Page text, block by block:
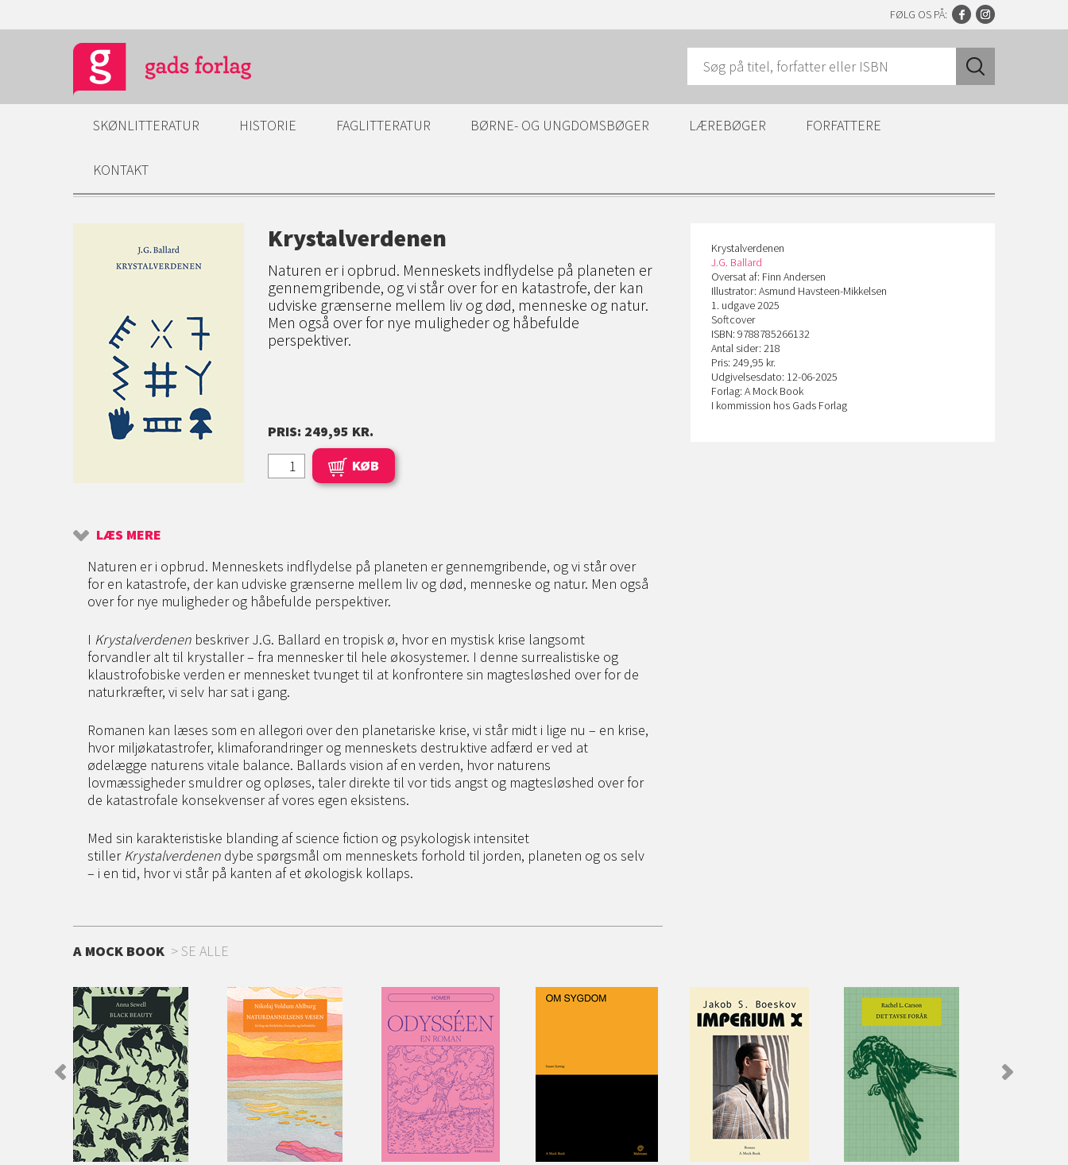
FØLG OS PÅ:
SKØNLITTERATUR HISTORIE FAGLITTERATUR BØRNE- OG UNGDOMSBØGER LÆREBØGER FORFATTERE
KONTAKT
Krystalverdenen
Naturen er i opbrud. Menneskets indflydelse på planeten er
gennemgribende, og vi står over for en katastrofe, der kan
udviske grænserne mellem liv og død, menneske og natur.
Men også over for nye muligheder og håbefulde
perspektiver.
PRIS: 249,95 KR.
KØB
LÆS MERE
Naturen er i opbrud. Menneskets indflydelse på planeten er gennemgribende, og vi står over
for en katastrofe, der kan udviske grænserne mellem liv og død, menneske og natur. Men også
over for nye muligheder og håbefulde perspektiver.
I Krystalverdenen beskriver J.G. Ballard en tropisk ø, hvor en mystisk krise langsomt
forvandler alt til krystaller – fra mennesker til hele økosystemer. I denne surrealistiske og
klaustrofobiske verden er mennesket tvunget til at konfrontere sin magtesløshed over for de
naturkræfter, vi selv har sat i gang.
Romanen kan læses som en allegori over den planetariske krise, vi står midt i lige nu – en krise,
hvor miljøkatastrofer, klimaforandringer og menneskets destruktive adfærd er ved at
ødelægge naturens vitale balance. Ballards vision af en verden, hvor naturens
lovmæssigheder smuldrer og opløses, taler direkte til vor tids angst og magtesløshed over for
de katastrofale konsekvenser af vores egen eksistens.
Med sin karakteristiske blanding af science fiction og psykologisk intensitet
stillerKrystalverdenen dybe spørgsmål om menneskets forhold til jorden, planeten og os selv
– i en tid, hvor vi står på kanten af et økologisk kollaps.
Krystalverdenen
J.G. Ballard
Oversat af: Finn Andersen
Illustrator: Asmund Havsteen-Mikkelsen
1. udgave 2025
Softcover
ISBN: 9788785266132
Antal sider: 218
Pris: 249,95 kr.
Udgivelsesdato: 12-06-2025
Forlag: A Mock Book
I kommission hos Gads Forlag
A MOCK BOOK SE ALLE